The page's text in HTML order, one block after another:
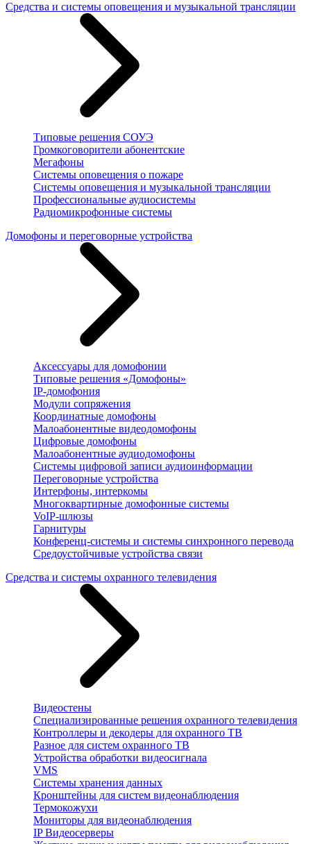
Средства и системы оповещения и музыкальной трансляции
Типовые решения СОУЭ
Громкоговорители абонентские
Мегафоны
Системы оповещения о пожаре
Системы оповещения и музыкальной трансляции
Профессиональные аудиосистемы
Радиомикрофонные системы
Домофоны и переговорные устройства
Аксессуары для домофонии
Типовые решения «Домофоны»
IP-домофония
Модули сопряжения
Координатные домофоны
Малоабонентные видеодомофоны
Цифровые домофоны
Малоабонентные аудиодомофоны
Системы цифровой записи аудиоинформации
Переговорные устройства
Интерфоны, интеркомы
Многоквартирные домофонные системы
VoIP-шлюзы
Гарнитуры
Конференц-системы и системы синхронного перевода
Средоустойчивые устройства связи
Средства и системы охранного телевидения
Видеостены
Специализированные решения охранного телевидения
Контроллеры и декодеры для охранного ТВ
Разное для систем охранного ТВ
Устройства обработки видеосигнала
VMS
Системы хранения данных
Кронштейны для систем видеонаблюдения
Термокожухи
Мониторы для видеонаблюдения
IP Видеосерверы